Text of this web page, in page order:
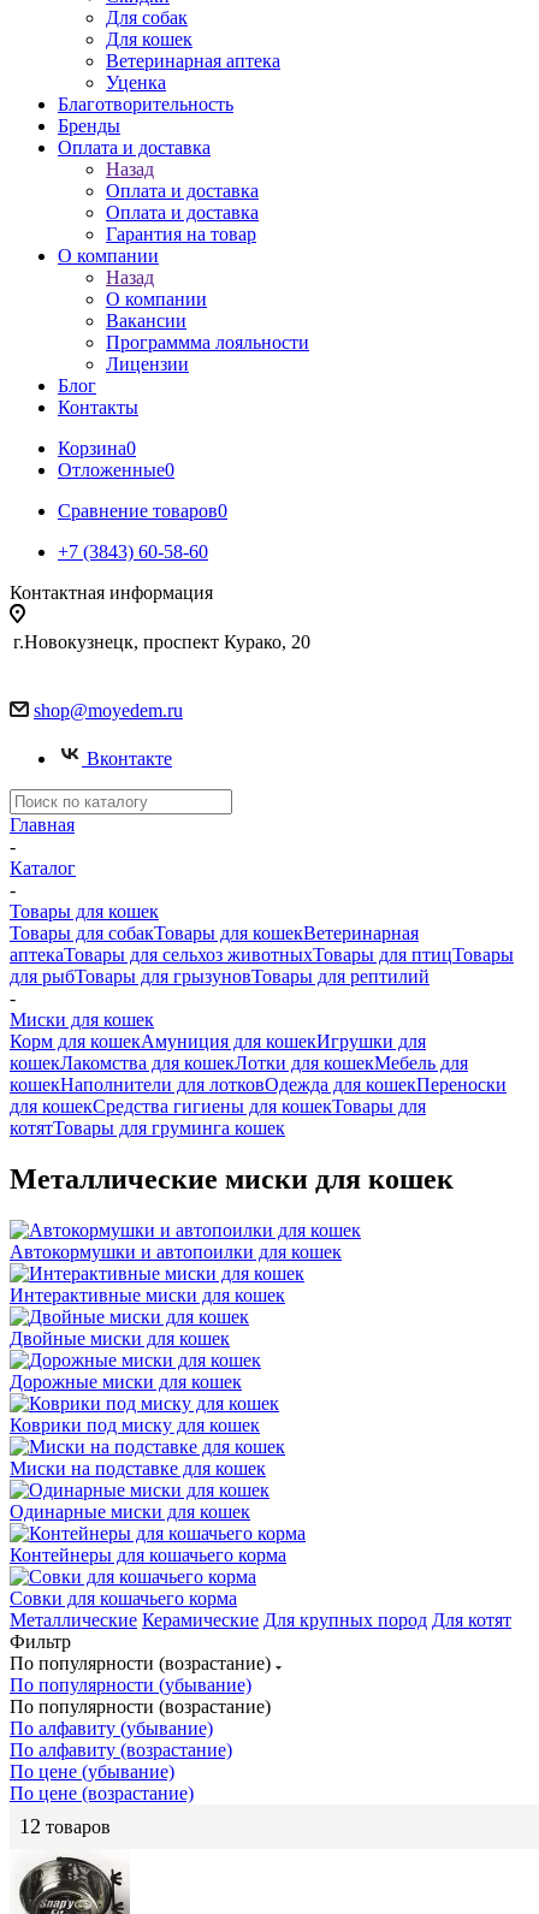
Для собак
Для кошек
Ветеринарная аптека
Уценка
Благотворительность
Бренды
Оплата и доставка
Назад
Оплата и доставка
Оплата и доставка
Гарантия на товар
О компании
Назад
О компании
Вакансии
Программма лояльности
Лицензии
Блог
Контакты
Корзина0
Отложенные0
Сравнение товаров0
+7 (3843) 60-58-60
Контактная информация
г.Новокузнецк, проспект Курако, 20
shop@moyedem.ru
Вконтакте
Главная
-
Каталог
-
Товары для кошек
Товары для собакТовары для кошекВетеринарная
аптекаТовары для сельхоз животныхТовары для птицТовары
для рыбТовары для грызуновТовары для рептилий
-
Миски для кошек
Корм для кошекАмуниция для кошекИгрушки для
кошекЛакомства для кошекЛотки для кошекМебель для
кошекНаполнители для лотковОдежда для кошекПереноски
для кошекСредства гигиены для кошекТовары для
котятТовары для груминга кошек
Металлические миски для кошек
Автокормушки и автопоилки для кошек
Интерактивные миски для кошек
Двойные миски для кошек
Дорожные миски для кошек
Коврики под миску для кошек
Миски на подставке для кошек
Одинарные миски для кошек
Контейнеры для кошачьего корма
Совки для кошачьего корма
Металлические Керамические Для крупных пород Для котят
Фильтр
По популярности (возрастание)
По популярности (убывание)
По популярности (возрастание)
По алфавиту (убывание)
По алфавиту (возрастание)
По цене (убывание)
По цене (возрастание)
12 товаров